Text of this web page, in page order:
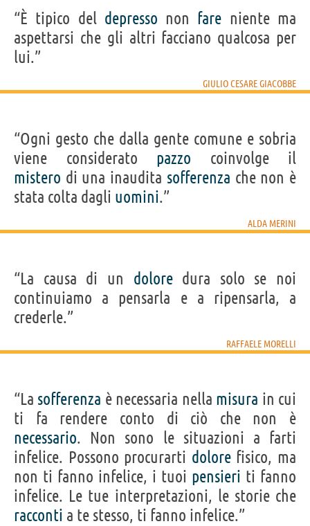
“È tipico del depresso non fare niente ma
aspettarsi che gli altri facciano qualcosa per
lui.”
GIULIO CESARE GIACOBBE
“Ogni gesto che dalla gente comune e sobria
viene considerato pazzo coinvolge il
mistero di una inaudita sofferenza che non è
stata colta dagli uomini.”
ALDA MERINI
“La causa di un doloredura solo se noi
continuiamo a pensarla e a ripensarla, a
crederle.”
RAFFAELE MORELLI
“La sofferenza è necessaria nella misura in cui
ti fa rendere conto di ciò che non è
necessario. Non sono le situazioni a farti
infelice. Possono procurarti dolorefisico, ma
non ti fanno infelice, i tuoi pensieri ti fanno
infelice. Le tue interpretazioni, le storie che
racconti a te stesso, ti fanno infelice.”